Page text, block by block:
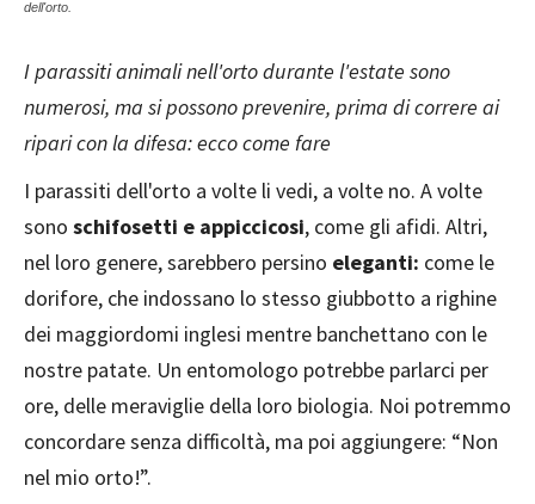
dell'orto.
I parassiti animali nell'orto durante l'estate sono
numerosi, ma si possono prevenire, prima di correre ai
ripari con la difesa: ecco come fare
I parassiti dell'orto a volte li vedi, a volte no. A volte
sono schifosetti e appiccicosi, come gli afidi. Altri,
nel loro genere, sarebbero persino eleganti: come le
dorifore, che indossano lo stesso giubbotto a righine
dei maggiordomi inglesi mentre banchettano con le
nostre patate. Un entomologo potrebbe parlarci per
ore, delle meraviglie della loro biologia. Noi potremmo
concordare senza difficoltà, ma poi aggiungere: “Non
nel mio orto!”.